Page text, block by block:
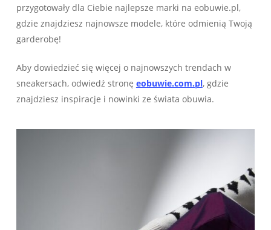
przygotowały dla Ciebie najlepsze marki na eobuwie.pl,
gdzie znajdziesz najnowsze modele, które odmienią Twoją
garderobę!
Aby dowiedzieć się więcej o najnowszych trendach w
sneakersach, odwiedź stronę eobuwie.com.pl, gdzie
znajdziesz inspiracje i nowinki ze świata obuwia.